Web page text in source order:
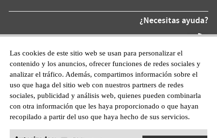
Las cookies de este sitio web se usan para personalizar el
contenido y los anuncios, ofrecer funciones de redes sociales y
analizar el tráfico. Además, compartimos información sobre el
uso que haga del sitio web con nuestros partners de redes
sociales, publicidad y análisis web, quienes pueden combinarla
con otra información que les haya proporcionado o que hayan
recopilado a partir del uso que haya hecho de sus servicios.
¿Necesitas ayuda?
Teléfono At.
872 220 055
WhatsApp:
601628210